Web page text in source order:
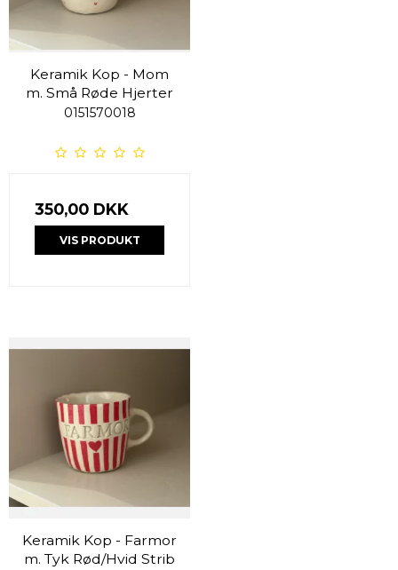
Keramik Kop - Mom
m. Små Røde Hjerter
0151570018
350,00 DKK
VIS PRODUKT
Keramik Kop - Farmor
m. Tyk Rød/Hvid Strib